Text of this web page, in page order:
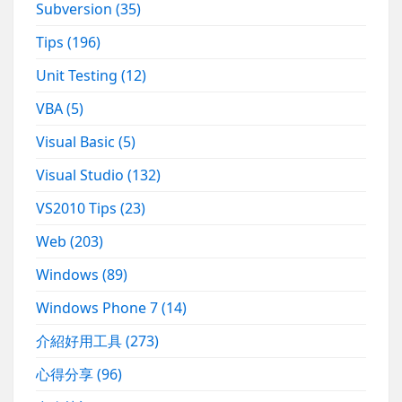
Subversion(35)
Tips(196)
Unit Testing(12)
VBA(5)
Visual Basic(5)
Visual Studio(132)
VS2010 Tips(23)
Web(203)
Windows(89)
Windows Phone 7(14)
介紹好用工具(273)
心得分享(96)